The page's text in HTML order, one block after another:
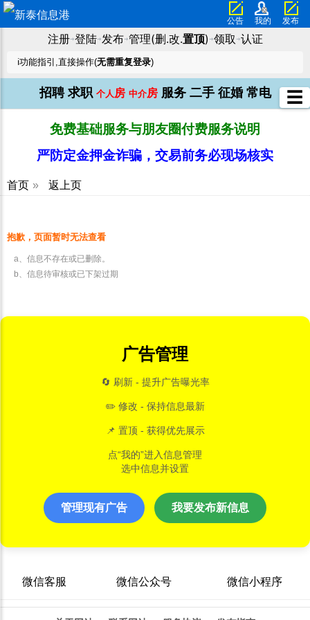
公告 我的 发布
注册➜登陆➜发布➜管理(删.改.置顶) ➜领取 ➜认证
ℹ️功能指引,直接操作(无需重复登录)
招聘 求职 个人 房 中介房 服务 二手 征婚 常电
免费基础服务与朋友圈付费服务说明
严防定金押金诈骗，交易前务必现场核实
首页 » 返上页
抱歉，页面暂时无法查看
a、信息不存在或已删除。
b、信息待审核或已下架过期
广告管理
🔄 刷新 - 提升广告曝光率
✏️ 修改 - 保持信息最新
📌 置顶 - 获得优先展示
点“我的”进入信息管理
选中信息并设置
管理现有广告 我要发布新信息
微信客服 微信公众号 微信小程序
☰